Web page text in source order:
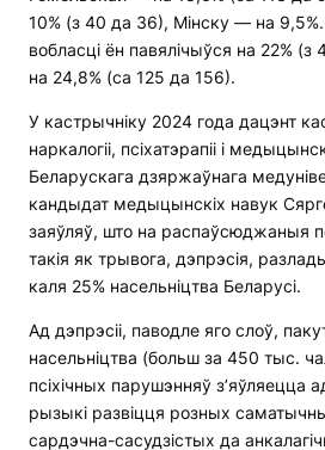
10% (з 40 да 36), Мінску — на
вобласці ён павялічыўся на 22%
на 24,8% (са 125 да 156).
У кастрычніку 2024 года дацэнт
наркалогіі, псіхатэрапіі і
Беларускага дзяржаўнага
кандыдат медыцынскіх навук
заяўляў, што на распаўсюджаныя
такія як трывога, дэпрэсія,
каля 25% насельніцтва Беларусі.
Ад дэпрэсіі, паводле яго слоў,
насельніцтва (больш за 450 тыс.
псіхічных парушэнняў з’яўляецца
рызыкі развіцця розных
сардэчна-сасудзістых да